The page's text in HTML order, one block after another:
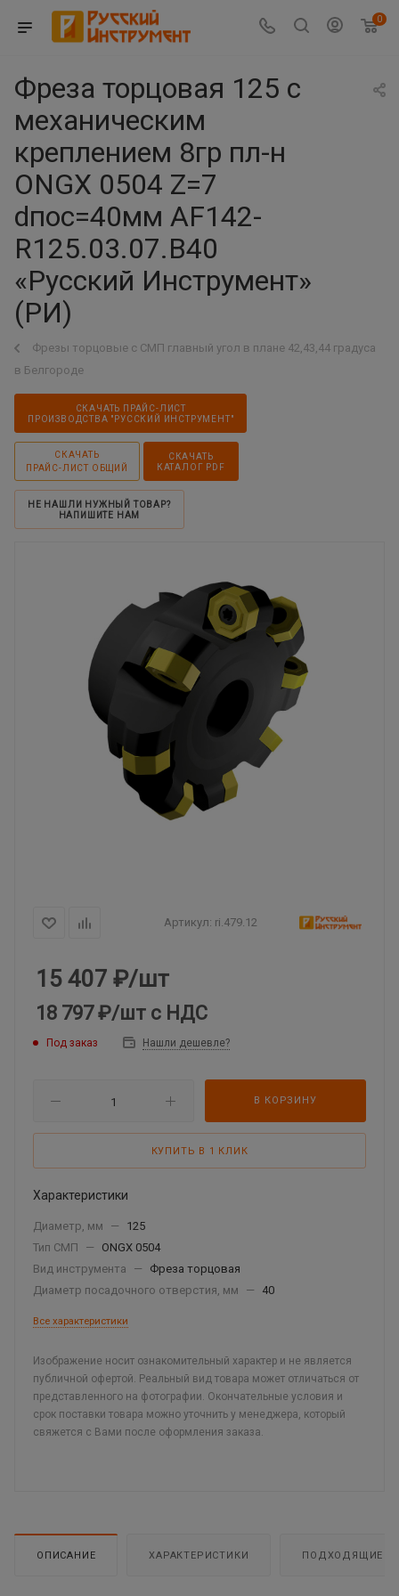
0
Фреза торцовая 125 с
механическим
креплением 8гр пл-н
ONGX 0504 Z=7
dпос=40мм AF142-
R125.03.07.B40
«Русский Инструмент»
(РИ)
Фрезы торцовые с СМП главный угол в плане 42,43,44 градуса
в Белгороде
СКАЧАТЬ ПРАЙС-ЛИСТ
ПРОИЗВОДСТВА "РУССКИЙ ИНСТРУМЕНТ"
СКАЧАТЬ
ПРАЙС-ЛИСТ ОБЩИЙ
СКАЧАТЬ
КАТАЛОГ PDF
НЕ НАШЛИ НУЖНЫЙ ТОВАР?
НАПИШИТЕ НАМ
Артикул: ri.479.12
15 407 ₽/шт
18 797 ₽/шт с НДС
Под заказ Нашли дешевле?
В КОРЗИНУ
КУПИТЬ В 1 КЛИК
Характеристики
Диаметр, мм —
125
Тип СМП
—
ONGX 0504
Вид инструмента
—
Фреза торцовая
Диаметр посадочного отверстия, мм
— 40
Все характеристики
Изображение носит ознакомительный характер и не является
публичной офертой. Реальный вид товара может отличаться от
представленного на фотографии. Окончательные условия и
срок поставки товара можно уточнить у менеджера, который
свяжется с Вами после оформления заказа.
ОПИСАНИЕ ХАРАКТЕРИСТИКИ ПОДХОДЯЩИЕ